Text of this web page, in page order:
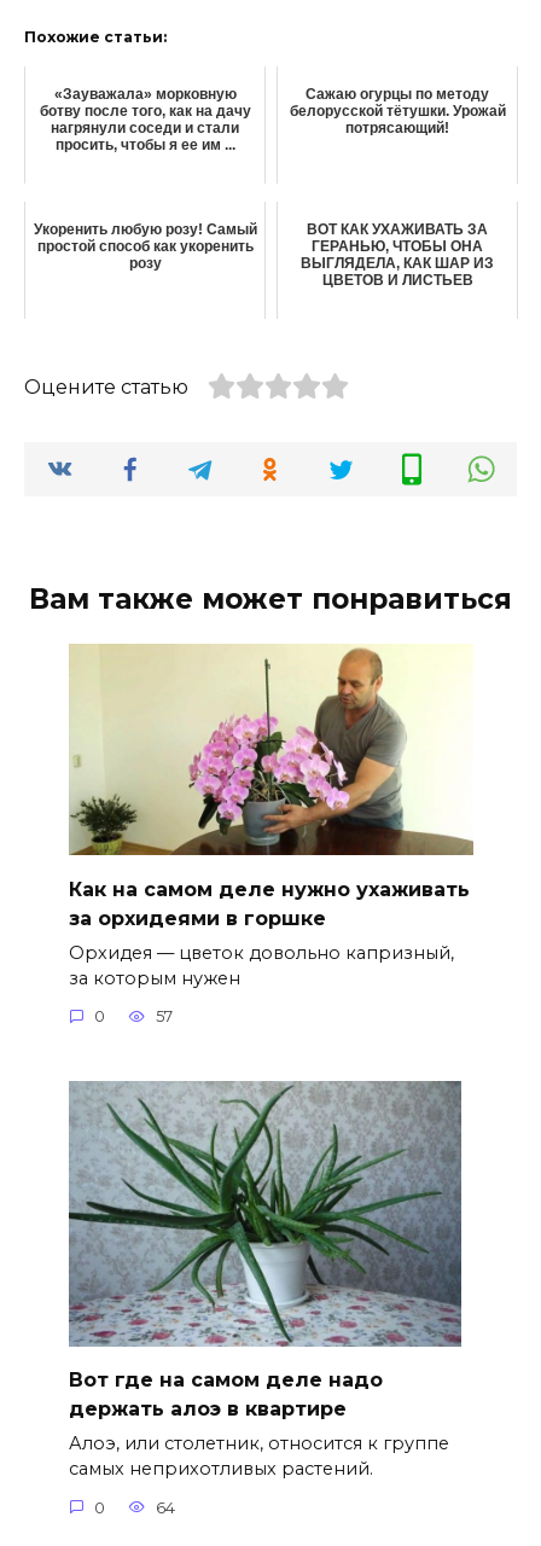
Похожие статьи:
«Зауважала» морковную
ботву после того, как на дачу
нагрянули соседи и стали
просить, чтобы я ее им ...
Сажаю огурцы по методу
белорусской тётушки. Урожай
потрясающий!
Укоренить любую розу! Самый
простой способ как укоренить
розу
ВОТ КАК УХАЖИВАТЬ ЗА
ГЕРАНЬЮ, ЧТОБЫ ОНА
ВЫГЛЯДЕЛА, КАК ШАР ИЗ
ЦВЕТОВ И ЛИСТЬЕВ
Оцените статью
Вам также может понравиться
Как на самом деле нужно ухаживать
за орхидеями в горшке
Орхидея — цветок довольно капризный,
за которым нужен
0 57
Вот где на самом деле надо
держать алоэ в квартире
Алоэ, или столетник, относится к группе
самых неприхотливых растений.
0 64